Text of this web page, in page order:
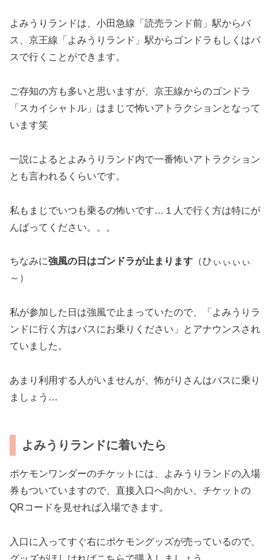
よみうりランドは、小田急線「読売ランド前」駅からバ
ス、京王線「よみうりランド」駅からゴンドラもしくはバ
スで行くことができます。
ご存知の方も多いと思いますが、京王線からのゴンドラ
「スカイシャトル」はまじで怖いアトラクションとなって
います笑
一説によるとよみうりランド内で一番怖いアトラクション
とも言われるくらいです。
私もまじでいつも乗るの怖いです…１人で行く方は特にが
んばってください。。。
ちなみに強風の日はゴンドラが止まります （ひぃぃぃぃ
～）
私が参加した日は強風で止まっていたので、「よみうりラ
ンドに行く方はバスにお乗りください」とアナウンスされ
ていました。
あまり利用する人がいませんが、怖がりさんはバスに乗り
ましょう…
よみうりランドに着いたら
ポケモンワンダーのチケットには、よみうりランドの入場
券もついていますので、直接入口へ向かい、チケットの
QRコードを見せれば入場できます。
入口に入ってすぐ右にポケモングッズが売っているので、